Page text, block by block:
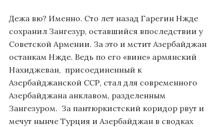
Дежа вю? Именно. Сто лет назад Гарегин Нжде
сохранил Зангезур, оставшийся впоследствии у
Советской Армении. За это и мстит Азербайджан
останкам Нжде. Ведь по его «вине» армянский
Нахиджеван, присоединенный к
Азербайджанской ССР, стал для современного
Азербайджана анклавом, разделенным
Зангезуром. За пантюркистский коридор рвут и
мечут нынче Турция и Азербайджан в сводках